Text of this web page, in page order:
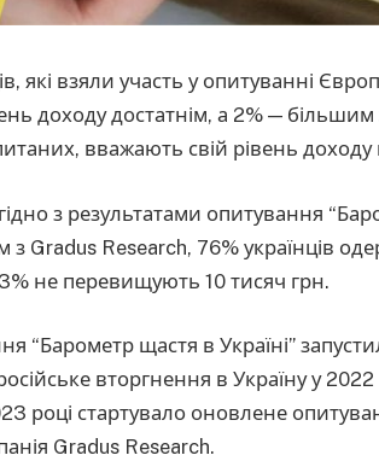
які взяли участь у опитуванні
доходу достатнім, а 2% —
вважають свій рівень доходу
з результатами опитування
з Gradus Research, 76% українців
не перевищують 10 тисяч грн.
“Барометр щастя в Україні”
вторгнення в Україну у
році стартувало оновлене
Gradus Research.